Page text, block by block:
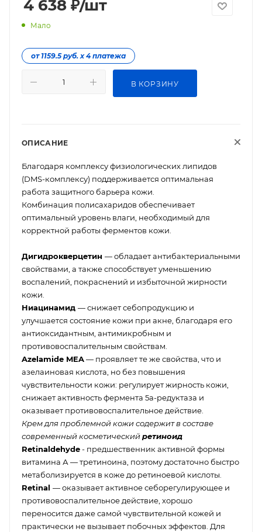
4 638 ₽/шт
Мало
от 1159.5 руб. х 4 платежа
В КОРЗИНУ
ОПИСАНИЕ
Благодаря комплексу физиологических липидов
(DMS-комплексу) поддерживается оптимальная
работа защитного барьера кожи.
Комбинация полисахаридов обеспечивает
оптимальный уровень влаги, необходимый для
корректной работы ферментов кожи.
Дигидрокверцетин — обладает антибактериальными
свойствами, а также способствует уменьшению
воспалений, покраснений и избыточной жирности
кожи.
Ниацинамид — снижает себопродукцию и
улучшается состояние кожи при акне, благодаря его
антиоксидантным, антимикробным и
противовоспалительным свойствам.
Azelamide MEA— проявляет те же свойства, что и
азелаиновая кислота, но без повышения
чувствительности кожи: регулирует жирность кожи,
снижает активность фермента 5а-редуктаза и
оказывает противовоспалительное действие.
Крем для проблемной кожи содержит в составе
современный косметическийретиноид
Retinaldehyde- предшественник активной формы
витамина А — третиноина, поэтому достаточно быстро
метаболизируется в коже до ретиноевой кислоты.
Retinal — оказывает активное себорегулирующее и
противовоспалительное действие, хорошо
переносится даже самой чувствительной кожей и
практически не вызывает побочных эффектов. Для